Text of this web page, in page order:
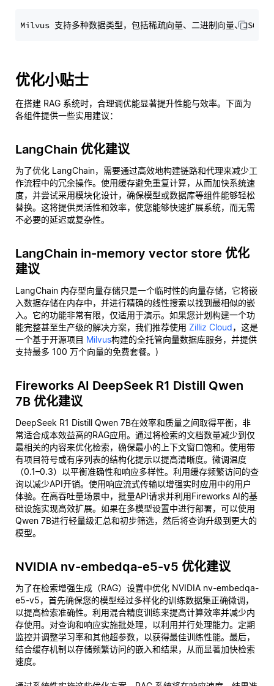
优化小贴士
在搭建 RAG 系统时，合理调优能显著提升性能与效率。下面为
各组件提供一些实用建议：
LangChain 优化建议
为了优化 LangChain，需要通过高效地构建链路和代理来减少工
作流程中的冗余操作。使用缓存避免重复计算，从而加快系统速
度，并尝试采用模块化设计，确保模型或数据库等组件能够轻松
替换。这将提供灵活性和效率，使您能够快速扩展系统，而无需
不必要的延迟或复杂性。
LangChain in-memory vector store 优化
建议
LangChain 内存型向量存储只是一个临时性的向量存储，它将嵌
入数据存储在内存中，并进行精确的线性搜索以找到最相似的嵌
入。它的功能非常有限，仅适用于演示。如果您计划构建一个功
能完整甚至生产级的解决方案，我们推荐使用 Zilliz Cloud，这是
一个基于开源项目 Milvus构建的全托管向量数据库服务，并提供
支持最多 100 万个向量的免费套餐。)
Fireworks AI DeepSeek R1 Distill Qwen
7B 优化建议
DeepSeek R1 Distill Qwen 7B在效率和质量之间取得平衡，非
常适合成本效益高的RAG应用。通过将检索的文档数量减少到仅
最相关的内容来优化检索，确保最小的上下文窗口饱和。使用带
有项目符号或有序列表的结构化提示以提高清晰度。微调温度
（0.1–0.3）以平衡准确性和响应多样性。利用缓存频繁访问的查
询以减少API开销。使用响应流式传输以增强实时应用中的用户
体验。在高吞吐量场景中，批量API请求并利用Fireworks AI的基
础设施实现高效扩展。如果在多模型设置中进行部署，可以使用
Qwen 7B进行轻量级汇总和初步筛选，然后将查询升级到更大的
模型。
NVIDIA nv-embedqa-e5-v5 优化建议
为了在检索增强生成（RAG）设置中优化 NVIDIA nv-embedqa-
e5-v5，首先确保您的模型经过多样化的训练数据集正确微调，
以提高检索准确性。利用混合精度训练来提高计算效率并减少内
存使用。对查询和响应实施批处理，以利用并行处理能力。定期
监控并调整学习率和其他超参数，以获得最佳训练性能。最后，
结合缓存机制以存储频繁访问的嵌入和结果，从而显著加快检索
速度。